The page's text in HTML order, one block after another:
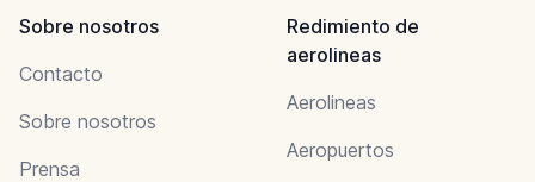
Sobre nosotros
Contacto
Sobre nosotros
Prensa
Redimiento de
aerolineas
Aerolineas
Aeropuertos